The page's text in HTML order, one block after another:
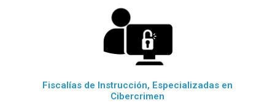
Fiscalías de Instrucción, Especializadas en
Cibercrimen